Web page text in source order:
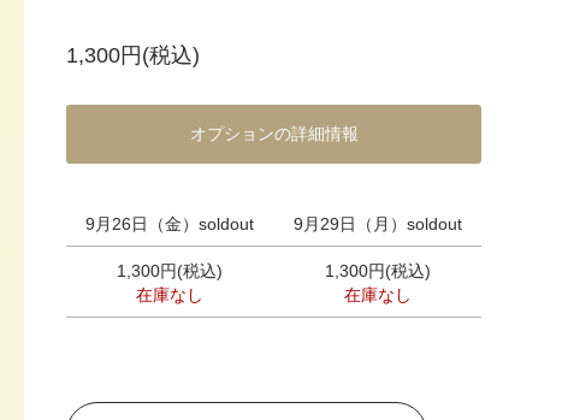
1,300円(税込)
オプションの詳細情報
9月26日（金）soldout 9月29日（月）soldout
1,300円(税込)
在庫なし
1,300円(税込)
在庫なし